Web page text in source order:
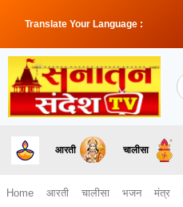
Translate Your Language :
आरती चालीसा
Home आरती चालीसा भजन मंत्र